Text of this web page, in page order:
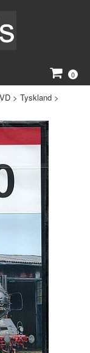
0
> Tyskland >